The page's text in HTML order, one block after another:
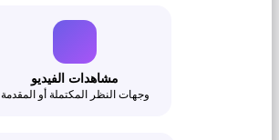
مشاهدات الفيديو
وجهات النظر المكتملة أو المقدمة